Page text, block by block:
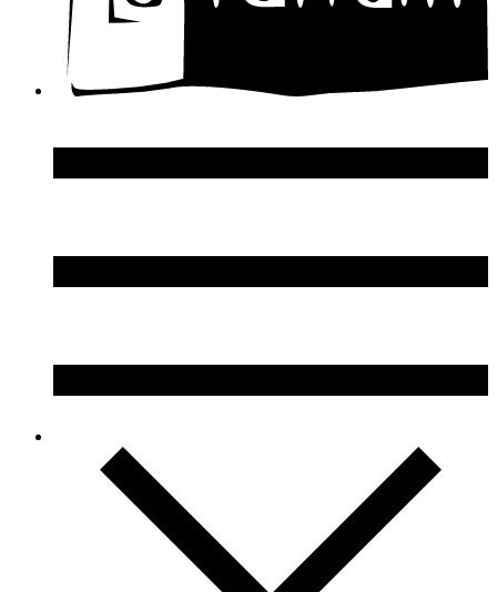
Dupont S.T.
Echosline
Elie Saab
Elizabeth Arden
Ellen Tracy
Estelle Ewen
Etat Libre d`Orange
Ex Nihilo